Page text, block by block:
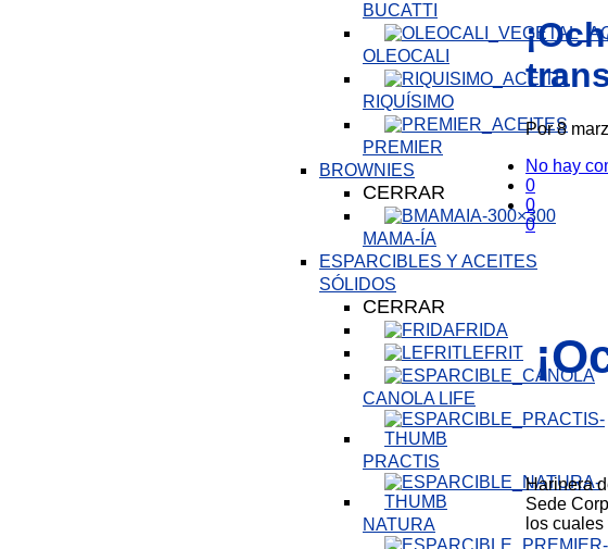
BUCATTI
OLEOCALI
RIQUÍSIMO
PREMIER
BROWNIES
CERRAR
MAMA-ÍA
ESPARCIBLES Y ACEITES
SÓLIDOS
CERRAR
FRIDA
LEFRIT
CANOLA LIFE
PRACTIS
NATURA
Por8
No hay
0
0
0
Harinera
Sede
los cuales